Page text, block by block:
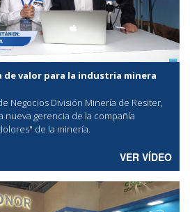
de valor para la industria minera
Negocios División Minería de Resiter,
nueva gerencia de la compañía
de la minería.
VER VÍDEO